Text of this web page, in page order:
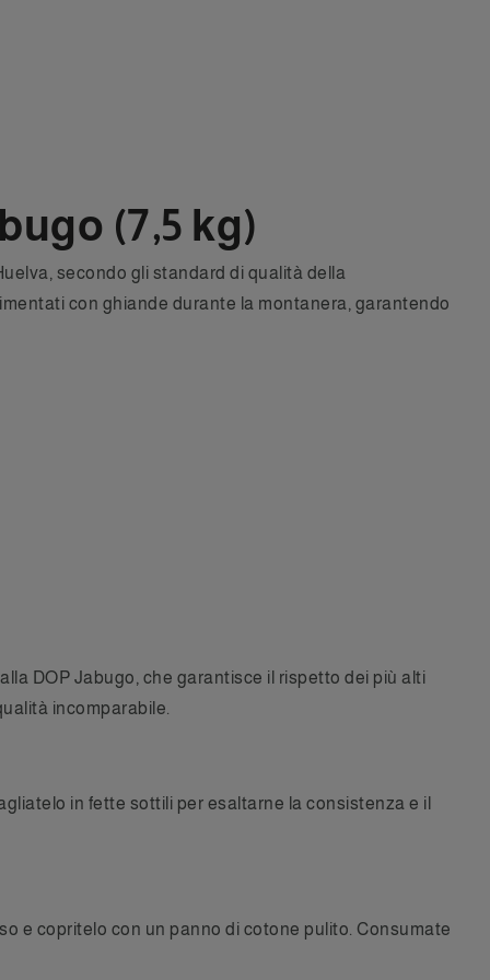
(7,5 kg)
secondo gli standard di qualità della
con ghiande durante la montanera, garantendo
DOP Jabugo, che garantisce il rispetto dei più alti
incomparabile.
in fette sottili per esaltarne la consistenza e il
e copritelo con un panno di cotone pulito. Consumate